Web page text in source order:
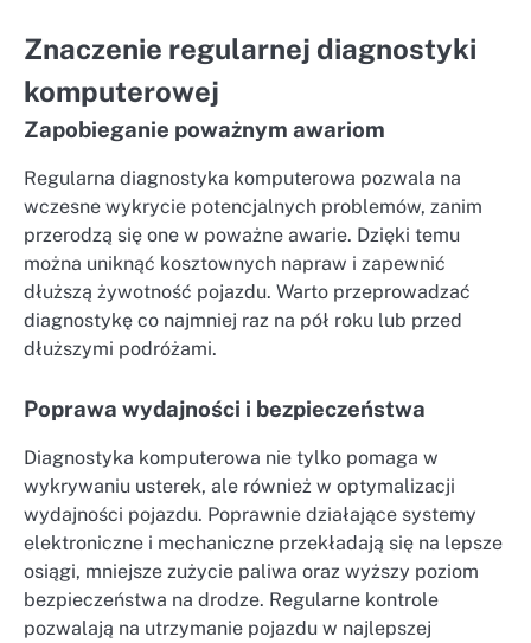
Znaczenie regularnej diagnostyki
komputerowej
Zapobieganie poważnym awariom
Regularna diagnostyka komputerowa pozwala na
wczesne wykrycie potencjalnych problemów, zanim
przerodzą się one w poważne awarie. Dzięki temu
można uniknąć kosztownych napraw i zapewnić
dłuższą żywotność pojazdu. Warto przeprowadzać
diagnostykę co najmniej raz na pół roku lub przed
dłuższymi podróżami.
Poprawa wydajności i bezpieczeństwa
Diagnostyka komputerowa nie tylko pomaga w
wykrywaniu usterek, ale również w optymalizacji
wydajności pojazdu. Poprawnie działające systemy
elektroniczne i mechaniczne przekładają się na lepsze
osiągi, mniejsze zużycie paliwa oraz wyższy poziom
bezpieczeństwa na drodze. Regularne kontrole
pozwalają na utrzymanie pojazdu w najlepszej